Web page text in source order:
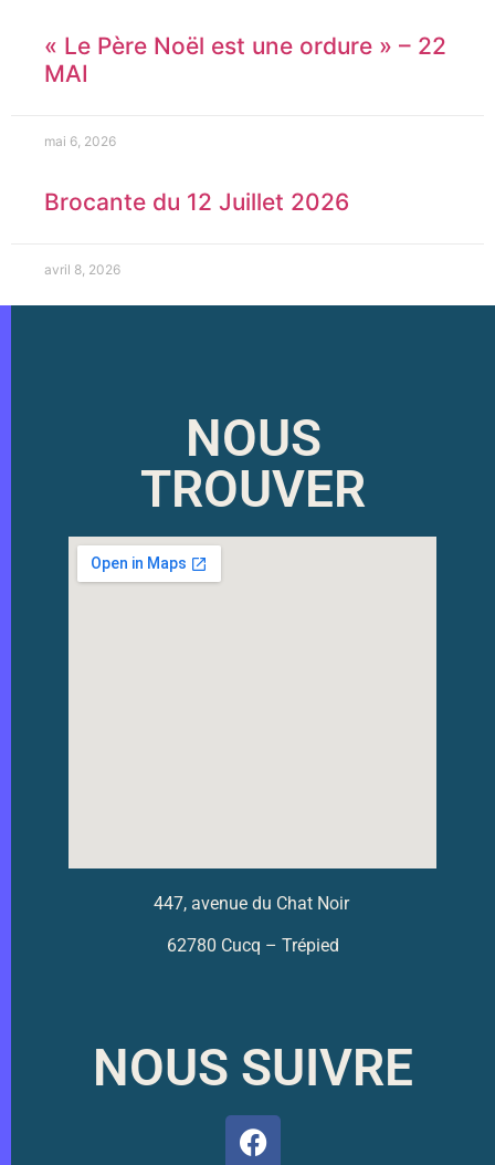
« Le Père Noël est une ordure » – 22
MAI
mai 6, 2026
Brocante du 12 Juillet 2026
avril 8, 2026
NOUS
TROUVER
447, avenue du Chat Noir
62780 Cucq – Trépied
NOUS SUIVRE